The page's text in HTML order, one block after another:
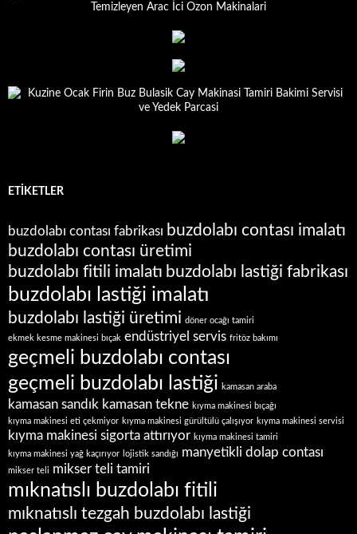
ETIKETLER
buzdolabı contası fabrikası buzdolabı contası imalatı
buzdolabı contası üretimi
buzdolabı fitili imalatı buzdolabı lastiği fabrikası
buzdolabı lastiği imalatı
buzdolabı lastiği üretimi döner ocağı tamiri
ekmek kesme makinesi bıçak endüstriyel servis fritöz bakımı
geçmeli buzdolabı contası
geçmeli buzdolabı lastiği kamasan araba
kamasan sandık kamasan tekne kıyma makinesi bıçağı
kıyma makinesi eti çekmiyor kıyma makinesi gürültülü çalışıyor kıyma makinesi servisi
kıyma makinesi sigorta attırıyor kıyma makinesi tamiri
kıyma makinesi yağ kaçırıyor
lojistik sandığı manyetikli dolap contası
mikser teli mikser teli tamiri
mıknatıslı buzdolabı fitili
mıknatıslı tezgah buzdolabı lastiği